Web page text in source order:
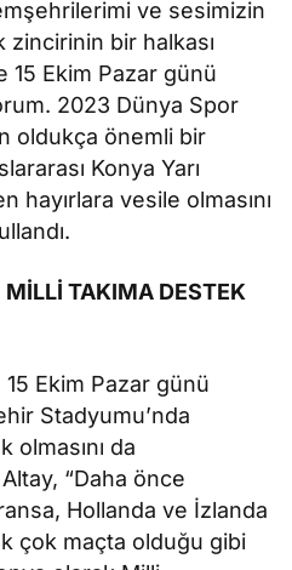
ve sesimizin
zincirinin bir halkası
15 Ekim Pazar günü
2023 Dünya Spor
oldukça önemli bir
Konya Yarı
hayırlara vesile olmasını
MİLLİ TAKIMA DESTEK
15 Ekim Pazar günü
Stadyumu’nda
olmasını da
“Daha önce
Hollanda ve İzlanda
çok maçta olduğu gibi